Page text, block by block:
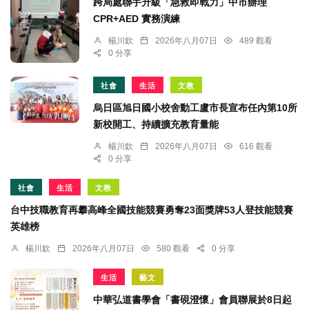
跨局處聯手升級「急救即戰力」中市辦理
CPR+AED 實務演練
楊川欽 2026年八月07日
489 觀看
0 分享
社會 生活 文教
烏日區旭日國小校舍動工盧市長宣布任內第10所
新校開工、持續擴充教育量能
楊川欽 2026年八月07日
616 觀看
0 分享
社會 生活 文教
台中技職教育再攀高峰全國技能競賽勇奪23面獎牌53人登技能競賽
英雄榜
楊川欽 2026年八月07日 580 觀看 0 分享
生活 藝文
中華弘道書學會「書硯澄懷」會員聯展於8日起